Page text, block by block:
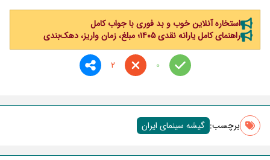
استخاره آنلاین خوب و بد فوری با جواب کامل
راهنمای کامل یارانه نقدی ۱۴۰۵؛ مبلغ، زمان واریز، دهک‌بندی
0
2
برچسب‌: گیشه سینمای ایران